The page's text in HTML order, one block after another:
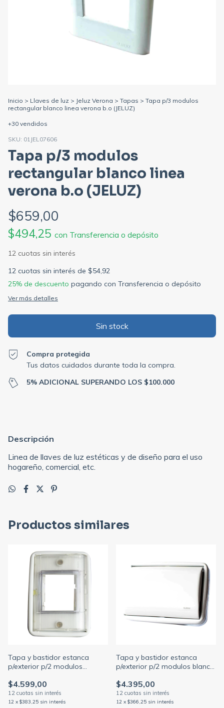
Inicio > Llaves de luz > Jeluz Verona > Tapas > Tapa p/3 modulos
rectangular blanco linea verona b.o (JELUZ)
+30 vendidos
SKU: 01JEL07606
Tapa p/3 modulos
rectangular blanco linea
verona b.o (JELUZ)
$659,00
$494,25 con Transferencia o depósito
12 cuotas sin interés de $54,92
25% de descuento pagando con Transferencia o depósito
Ver más detalles
Compra protegida
Tus datos cuidados durante toda la compra.
5% ADICIONAL SUPERANDO LOS $100.000
Descripción
Linea de llaves de luz estéticas y de diseño para el uso
hogareño, comercial, etc.
Productos similares
Tapa y bastidor estanca
p/exterior p/2 modulos
p/caja 5x10
$4.599,00
12 x $383,25 sin interés
Tapa y bastidor estanca
p/exterior p/2 modulos blanco
$4.395,00
12 x $366,25 sin interés